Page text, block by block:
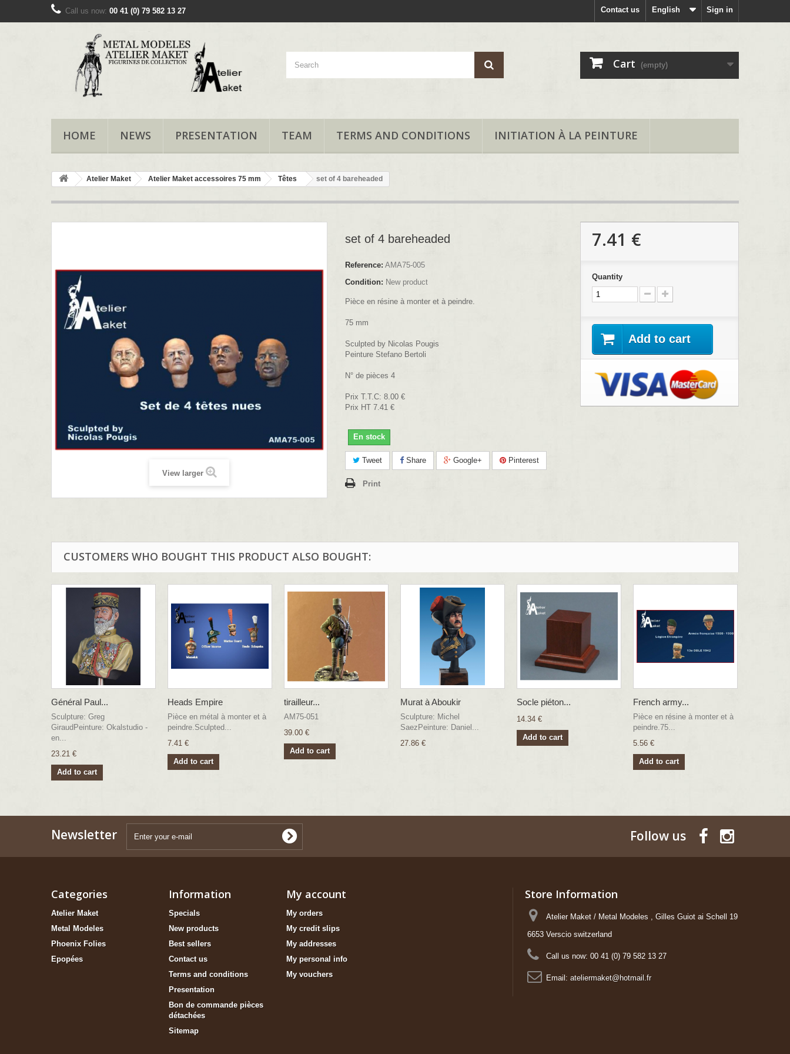
Sign in
English
Contact us
Call us now: 00 41 (0) 79 582 13 27
Cart (empty)
HOME NEWS PRESENTATION TEAM TERMS AND CONDITIONS INITIATION À LA PEINTURE
Atelier Maket Atelier Maket accessoires 75 mm Têtes set of 4 bareheaded
View larger
set of 4 bareheaded
Reference: AMA75-005
Condition: New product
Pièce en résine à monter et à peindre.
75 mm
Sculpted by Nicolas Pougis
Peinture Stefano Bertoli
N° de pièces 4
Prix T.T.C: 8.00 €
Prix HT 7.41 €
En stock
Tweet Share Google+ Pinterest
Print
7.41 €
Quantity
Add to cart
CUSTOMERS WHO BOUGHT THIS PRODUCT ALSO BOUGHT:
Général Paul...
Sculpture: Greg
GiraudPeinture: Okalstudio -
en...
23.21 €
Add to cart
Heads Empire
Pièce en métal à monter et à
peindre.Sculpted...
7.41 €
Add to cart
tirailleur...
AM75-051
39.00 €
Add to cart
Murat à Aboukir
Sculpture: Michel
SaezPeinture: Daniel...
27.86 €
Socle piéton...
14.34 €
Add to cart
French army...
Pièce en résine à monter et à
peindre.75...
5.56 €
Add to cart
Newsletter Follow us
Categories
Atelier Maket
Metal Modeles
Phoenix Folies
Epopées
Information
Specials
New products
Best sellers
Contact us
Terms and conditions
Presentation
Bon de commande pièces
détachées
Sitemap
My account
My orders
My credit slips
My addresses
My personal info
My vouchers
Store Information
Atelier Maket / Metal Modeles , Gilles Guiot ai Schell 19
6653 Verscio switzerland
Call us now: 00 41 (0) 79 582 13 27
Email: ateliermaket@hotmail.fr